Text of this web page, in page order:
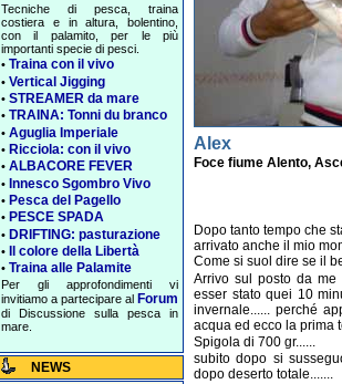
Tecniche di pesca, traina
costiera e in altura, bolentino,
con il palamito, per le più
importanti specie di pesci.
• Traina con il vivo
• Vertical Jigging
• STREAMER da mare
• TRAINA: Tonni du branco
• Aguglia Imperiale
• Ricciola: con il vivo
• ALBACORE FEVER
• Innesco Sgombro Vivo
• Pesca del Pagello
• PESCE SPADA
• DRIFTING: pasturazione
• Il colore della Libertà
• Traina alle Palamite
Per gli approfondimenti vi
invitiamo a partecipare al Forum
di Discussione sulla pesca in
mare.
NEWS
Alex
Foce fiume Alento,
Dopo tanto tempo che
arrivato anche il mio
Come si suol dire se il
Arrivo sul posto da
esser stato quei 10
invernale...... perché
acqua ed ecco la prima
Spigola di 700 gr......
subito dopo si
dopo deserto totale.......